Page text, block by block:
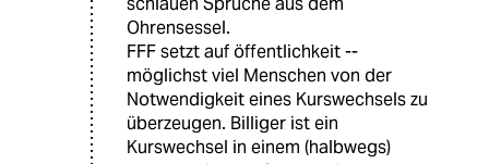
Ohrensessel.
FFF setzt auf öffentlichkeit --
möglichst viel Menschen von der
Notwendigkeit eines Kurswechsels zu
überzeugen. Billiger ist ein
Kurswechsel in einem (halbwegs)